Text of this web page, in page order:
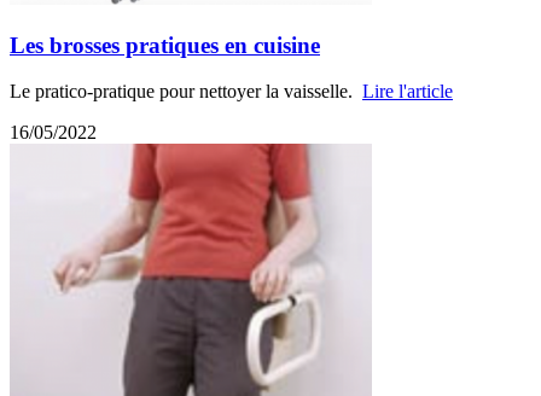
Les brosses pratiques en cuisine
Le pratico-pratique pour nettoyer la vaisselle. Lire l'article
16/05/2022